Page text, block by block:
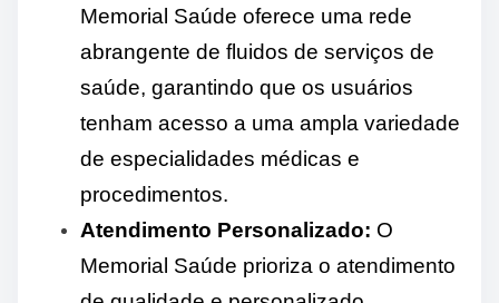
Memorial Saúde oferece uma rede
abrangente de fluidos de serviços de
saúde, garantindo que os usuários
tenham acesso a uma ampla variedade
de especialidades médicas e
procedimentos.
Atendimento Personalizado: O
Memorial Saúde prioriza o atendimento